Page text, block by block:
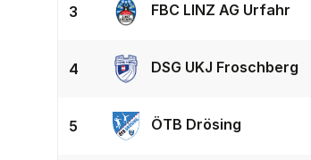
3 FBC LINZ AG Urfahr
4 DSG UKJ Froschberg
5 ÖTB Drösing